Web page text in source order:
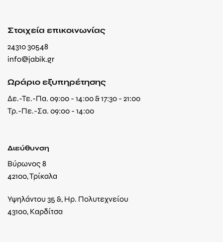
Στοιχεία επικοινωνίας
24310 30548
info@jabik.gr
Ωράριο εξυπηρέτησης
Δε.-Τε.-Πα. 09:00 - 14:00 & 17:30 - 21:00
Τρ.-Πε.-Σα. 09:00 - 14:00
Διεύθυνση
Βύρωνος 8
42100, Τρίκαλα
Υψηλάντου 35 &, Ηρ. Πολυτεχνείου
43100, Καρδίτσα